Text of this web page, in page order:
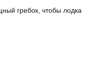
гребок, чтобы лодка